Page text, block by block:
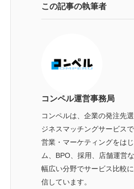
この記事の執筆者
コンペル運営事務局
コンペルは、企業の発注先
ジネスマッチングサービスで
営業・マーケティングをは
ム、BPO、採用、店舗運営な
幅広い分野でサービス比較
信しています。